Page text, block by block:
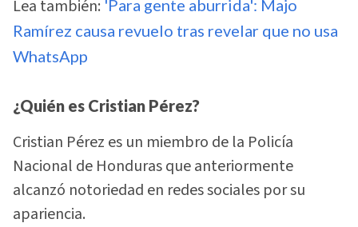
Lea también: 'Para gente aburrida': Majo
Ramírez causa revuelo tras revelar que no usa
WhatsApp
¿Quién es Cristian Pérez?
Cristian Pérez es un miembro de la Policía
Nacional de Honduras que anteriormente
alcanzó notoriedad en redes sociales por su
apariencia.